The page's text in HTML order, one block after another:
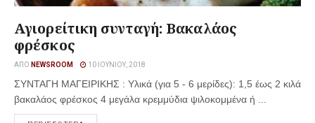
Αγιορείτικη συνταγή: Βακαλάος
φρέσκος
ΑΠΌ NEWSROOM 10 ΙΟΥΝΊΟΥ, 2018
ΣΥΝΤΑΓΗ ΜΑΓΕΙΡΙΚΗΣ : Υλικά (για 5 - 6 μερίδες): 1,5 έως 2 κιλά
βακαλάος φρέσκος 4 μεγάλα κρεμμύδια ψιλοκομμένα ή ...